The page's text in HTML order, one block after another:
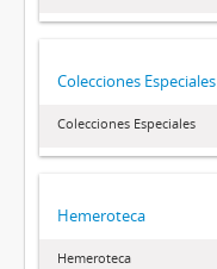
Colecciones Especiales
Colecciones Especiales
Hemeroteca
Hemeroteca